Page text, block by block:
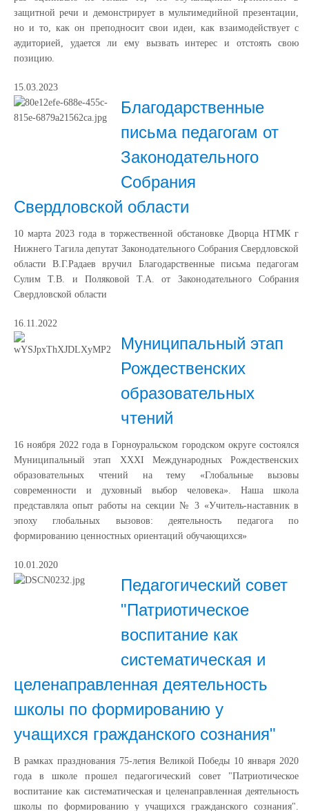
защитной речи и демонстрирует в мультимедийной презентации,
но и то, как он преподносит свои идеи, как взаимодействует с
аудиторией, удается ли ему вызвать интерес и отстоять свою
позицию.
15.03.2023
Благодарственные
письма педагогам от
Законодательного
Собрания
Свердловской области
10 марта 2023 года в торжественной обстановке Дворца НТМК г
Нижнего Тагила депутат Законодательного Собрания Свердловской
области В.Г.Радаев вручил Благодарственные письма педагогам
Сулим Т.В. и Поляковой Т.А. от Законодательного Собрания
Свердловской области
16.11.2022
Муниципальный этап
Рождественских
образовательных
чтений
16 ноября 2022 года в Горноуральском городском округе состоялся
Муниципальный этап XXXI Международных Рождественских
образовательных чтений на тему «Глобальные вызовы
современности и духовный выбор человека». Наша школа
представляла опыт работы на секции № 3 «Учитель-наставник в
эпоху глобальных вызовов: деятельность педагога по
формированию ценностных ориентаций обучающихся»
10.01.2020
Педагогический совет
"Патриотическое
воспитание как
систематическая и
целенаправленная деятельность
школы по формированию у
учащихся гражданского сознания"
В рамках празднования 75-летия Великой Победы 10 января 2020
года в школе прошел педагогический совет "Патриотическое
воспитание как систематическая и целенаправленная деятельность
школы по формированию у учащихся гражданского сознания".